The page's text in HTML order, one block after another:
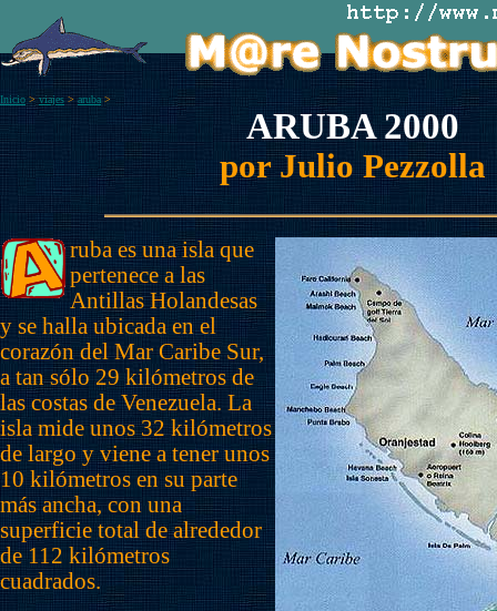
Inicio >viajes>aruba >
ARUBA 2000
por Julio Pezzolla
ruba es una isla que
pertenece a las
Antillas Holandesas
y se halla ubicada en el
corazón del Mar Caribe Sur,
a tan sólo 29 kilómetros de
las costas de Venezuela. La
isla mide unos 32 kilómetros
de largo y viene a tener unos
10 kilómetros en su parte
más ancha, con una
superficie total de alrededor
de 112 kilómetros
cuadrados.